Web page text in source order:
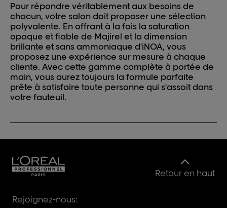
Pour répondre véritablement aux besoins de
chacun, votre salon doit proposer une sélection
polyvalente. En offrant à la fois la saturation
opaque et fiable de Majirel et la dimension
brillante et sans ammoniaque d'iNOA, vous
proposez une expérience sur mesure à chaque
cliente. Avec cette gamme complète à portée de
main, vous aurez toujours la formule parfaite
prête à satisfaire toute personne qui s'assoit dans
votre fauteuil.
Retour en haut
Rejoignez-nous: